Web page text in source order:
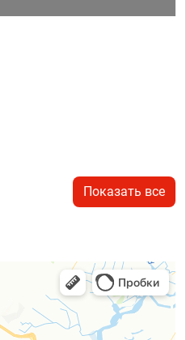
Показать все